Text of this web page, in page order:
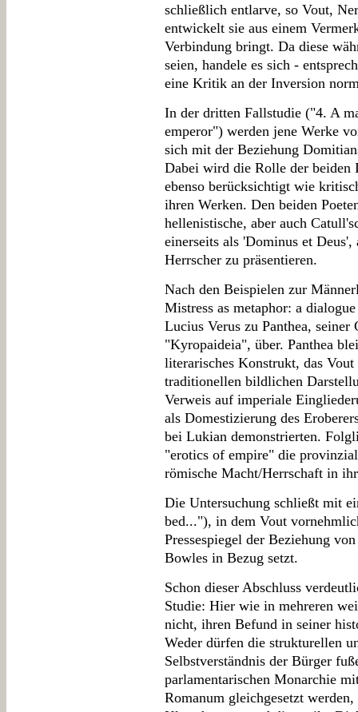
schließlich entlarve, so Vout,
entwickelt sie aus einem
Verbindung bringt. Da diese
seien, handele es sich -
eine Kritik an der Inversion
In der dritten Fallstudie ("4. A
emperor") werden jene Werke
sich mit der Beziehung
Dabei wird die Rolle der beiden
ebenso berücksichtigt wie
ihren Werken. Den beiden
hellenistische, aber auch
einerseits als 'Dominus et Deus',
Herrscher zu präsentieren.
Nach den Beispielen zur
Mistress as metaphor: a
Lucius Verus zu Panthea,
"Kyropaideia", über. Panthea
literarisches Konstrukt, das
traditionellen bildlichen
Verweis auf imperiale
als Domestizierung des
bei Lukian demonstrierten.
"erotics of empire" die
römische Macht/Herrschaft in
Die Untersuchung schließt mit
bed..."), in dem Vout
Pressespiegel der Beziehung
Bowles in Bezug setzt.
Schon dieser Abschluss
Studie: Hier wie in mehreren
nicht, ihren Befund in seiner
Weder dürfen die strukturellen
Selbstverständnis der Bürger
parlamentarischen Monarchie
Romanum gleichgesetzt